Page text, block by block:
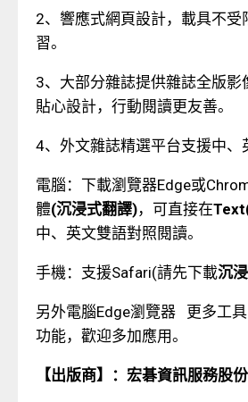
2、響應式網頁設計，載具不
習。
3、大部分雜誌提供雜誌全版
貼心設計，行動閱讀更友善。
4、 外文雜誌精選平台支援中、
電腦： 下載瀏覽器Edge或
體(沉浸式翻譯)，可直接在
中、英文雙語對照閱讀。
手機： 支援Safari(請先下載沉
另外電腦Edge瀏覽器 更多工
功能，歡迎多加應用。
【出版商】：宏碁資訊服務股